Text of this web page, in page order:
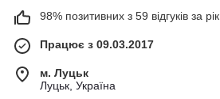
98% позитивних з 59 відгуків за рік
Працює з 09.03.2017
м. Луцьк
Луцьк, Україна